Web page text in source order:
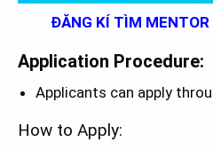
ĐĂNG KÍ TÌM MENTOR
Application Procedure:
Applicants can apply
How to Apply: